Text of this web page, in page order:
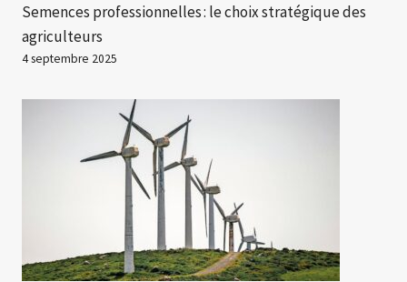
Semences professionnelles : le choix stratégique des
agriculteurs
4 septembre 2025